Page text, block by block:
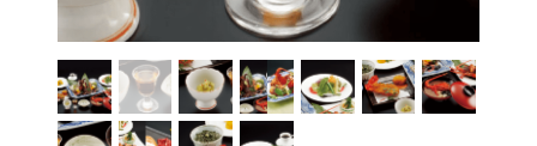
ご結婚式 1.5次会・
二次会
(造り/焼物/蒸し/ボイル伊勢海老)
(ごちそう重/誕生日重/還暦重/お食い初め重)
弁当宅配・仕出し